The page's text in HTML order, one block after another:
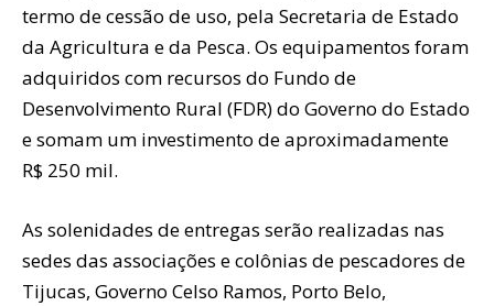
termo de cessão de uso, pela Secretaria de Estado
da Agricultura e da Pesca. Os equipamentos foram
adquiridos com recursos do Fundo de
Desenvolvimento Rural (FDR) do Governo do Estado
e somam um investimento de aproximadamente
R$ 250 mil.
As solenidades de entregas serão realizadas nas
sedes das associações e colônias de pescadores de
Tijucas, Governo Celso Ramos, Porto Belo,